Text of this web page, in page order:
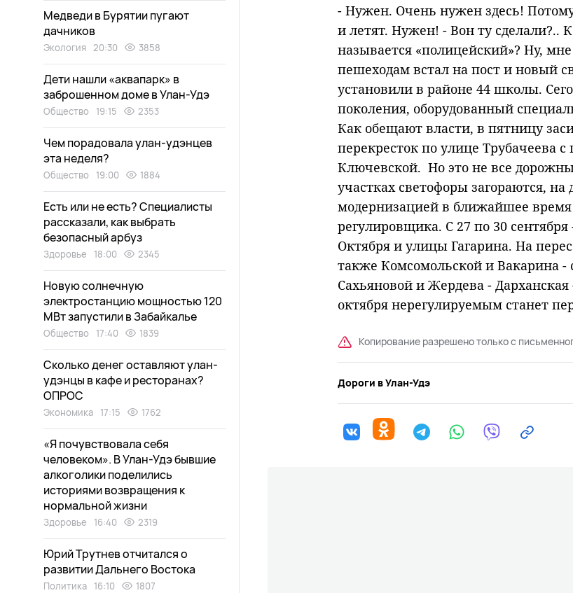
- Нужен. Очень нужен здесь!
и летят. Нужен! - Вон ту сделали?..
называется «полицейский»? Ну,
пешеходам встал на пост и новый
установили в районе 44 школы.
поколения, оборудованный
Как обещают власти, в пятницу
перекресток по улице Трубачеева
Ключевской. Но это не все
участках светофоры загораются, на
модернизацией в ближайшее
регулировщика. С 27 по 30
Октября и улицы Гагарина. На
также Комсомольской и Вакарина -
Сахьяновой и Жердева - Дарханская
октября нерегулируемым станет
Копирование разрешено только с
Дороги в Улан-Удэ
Медведи в Бурятии пугают
дачников
Экология 20:30 3858
Дети нашли «аквапарк» в
заброшенном доме в Улан-Удэ
Общество 19:15 2353
Чем порадовала улан-удэнцев
эта неделя?
Общество 19:00 1884
Есть или не есть? Специалисты
рассказали, как выбрать
безопасный арбуз
Здоровье 18:00 2345
Новую солнечную
электростанцию мощностью 120
МВт запустили в Забайкалье
Общество 17:40 1839
Сколько денег оставляют улан-
удэнцы в кафе и ресторанах?
ОПРОС
Экономика 17:15 1762
«Я почувствовала себя
человеком». В Улан-Удэ бывшие
алкоголики поделились
историями возвращения к
нормальной жизни
Здоровье 16:40 2319
Юрий Трутнев отчитался о
развитии Дальнего Востока
Политика 16:10 1807